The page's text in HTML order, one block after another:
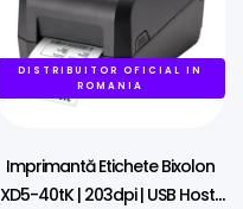
DISTRIBUITOR OFICIAL IN
ROMANIA
Imprimantă Etichete Bixolon
XD5-40tK | 203dpi | USB Host |